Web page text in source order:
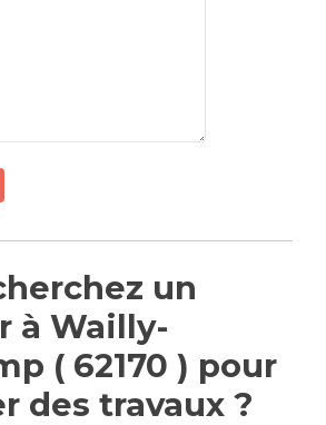
un
à Wailly-
( 62170 ) pour
des travaux ?